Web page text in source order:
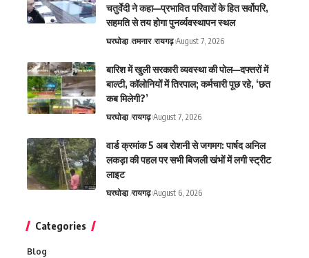
चतुर्वेदी ने कहा—प्रभावित परिवारों के हित सर्वोपरि,
सहमति से तय होगा पुनर्व्यवस्थापन स्थल
घरघोडा़ तमनार रायगढ़ August 7, 2026
बारिश में खुली सरकारी व्यवस्था की पोल—दफ्तरों में
बाल्टी, कॉलोनियों में तिरपाल; कर्मचारी पूछ रहे, ‘छत
कब मिलेगी?’
घरघोडा़ रायगढ़ August 7, 2026
वार्ड क्रमांक 5 अब रोशनी से जगमग: पार्षद अनिल
लकड़ा की पहल पर सभी बिजली खंभों में लगी स्ट्रीट
लाइट
घरघोडा़ रायगढ़ August 6, 2026
Categories
Blog